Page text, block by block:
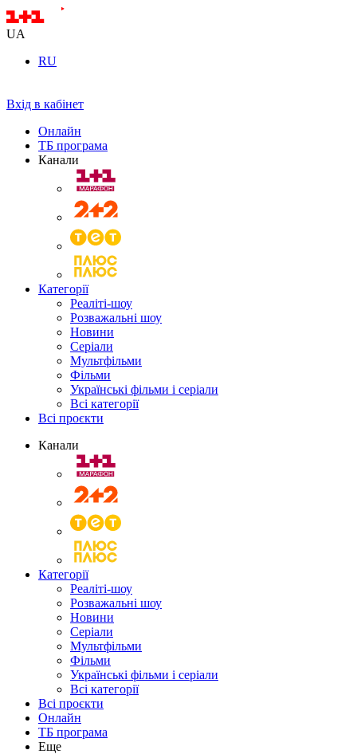
UA
RU
Вхід в кабінет
Онлайн
ТБ програма
Канали
Категорії
Реаліті-шоу
Розважальні шоу
Новини
Серіали
Мультфільми
Фільми
Українські фільми і серіали
Всі категорії
Всі проєкти
Канали
Категорії
Реаліті-шоу
Розважальні шоу
Новини
Серіали
Мультфільми
Фільми
Українські фільми і серіали
Всі категорії
Всі проєкти
Онлайн
ТБ програма
Еще